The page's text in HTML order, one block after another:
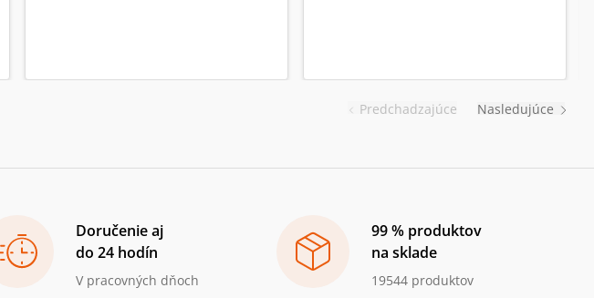
Predchadzajúce Nasledujúce
Doručenie aj
do 24 hodín
V pracovných dňoch
99 % produktov
na sklade
19544 produktov